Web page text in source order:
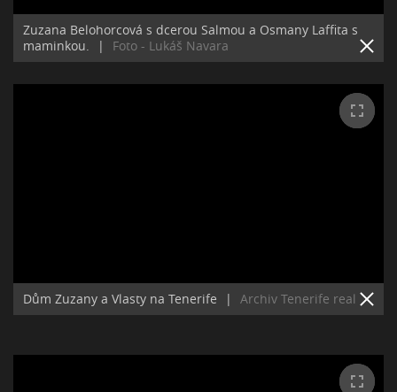
Zuzana Belohorcová s dcerou Salmou a Osmany Laffita s
maminkou.
| Foto - Lukáš Navara
Dům Zuzany a Vlasty na Tenerife | Archiv Tenerife real